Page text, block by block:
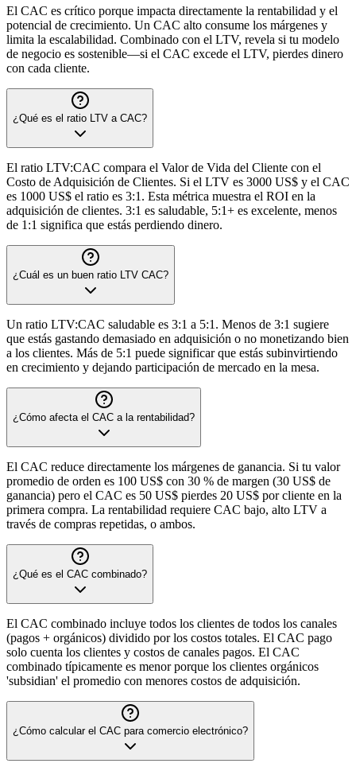
El CAC es crítico porque impacta directamente la rentabilidad y el
potencial de crecimiento. Un CAC alto consume los márgenes y
limita la escalabilidad. Combinado con el LTV, revela si tu modelo
de negocio es sostenible—si el CAC excede el LTV, pierdes dinero
con cada cliente.
¿Qué es el ratio LTV a CAC?
El ratio LTV:CAC compara el Valor de Vida del Cliente con el
Costo de Adquisición de Clientes. Si el LTV es 3000 US$ y el CAC
es 1000 US$ el ratio es 3:1. Esta métrica muestra el ROI en la
adquisición de clientes. 3:1 es saludable, 5:1+ es excelente, menos
de 1:1 significa que estás perdiendo dinero.
¿Cuál es un buen ratio LTV CAC?
Un ratio LTV:CAC saludable es 3:1 a 5:1. Menos de 3:1 sugiere
que estás gastando demasiado en adquisición o no monetizando bien
a los clientes. Más de 5:1 puede significar que estás subinvirtiendo
en crecimiento y dejando participación de mercado en la mesa.
¿Cómo afecta el CAC a la rentabilidad?
El CAC reduce directamente los márgenes de ganancia. Si tu valor
promedio de orden es 100 US$ con 30 % de margen (30 US$ de
ganancia) pero el CAC es 50 US$ pierdes 20 US$ por cliente en la
primera compra. La rentabilidad requiere CAC bajo, alto LTV a
través de compras repetidas, o ambos.
¿Qué es el CAC combinado?
El CAC combinado incluye todos los clientes de todos los canales
(pagos + orgánicos) dividido por los costos totales. El CAC pago
solo cuenta los clientes y costos de canales pagos. El CAC
combinado típicamente es menor porque los clientes orgánicos
'subsidian' el promedio con menores costos de adquisición.
¿Cómo calcular el CAC para comercio electrónico?